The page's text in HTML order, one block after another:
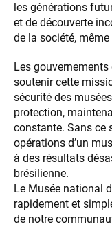
les générations
et de découverte
de la société,
Les
soutenir cette
sécurité des
protection,
constante. Sans ce
opérations d’un
à des résultats
brésilienne.
Le Musée national
rapidement et
de notre